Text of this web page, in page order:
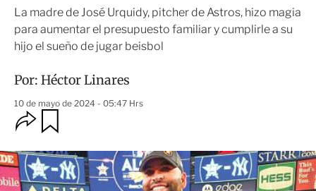
s
La madre de José Urquidy, pitcher de Astros, hizo magia
para aumentar el presupuesto familiar y cumplirle a su
hijo el sueño de jugar beisbol
Por: Héctor Linares
10 de mayo de 2024 - 05:47 Hrs
O
p
i
o
n
r
d
a